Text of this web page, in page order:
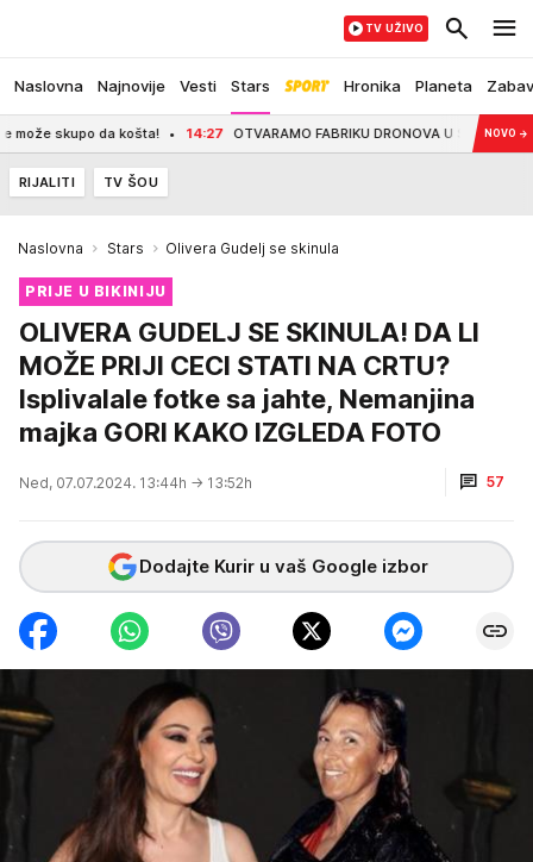
Naslovna Najnovije Vesti Stars Hronika Planeta
TV UŽIVO
da košta! 14:27 OTVARAMO FABRIKU DRONOVA U SEPTEMBRU: Vučić
NOVO →
RIJALITI TV ŠOU
Naslovna Stars Olivera Gudelj se skinula
PRIJE U BIKINIJU
OLIVERA GUDELJ SE SKINULA! DA LI
MOŽE PRIJI CECI STATI NA CRTU?
Isplivalale fotke sa jahte, Nemanjina
majka GORI KAKO IZGLEDA FOTO
Ned, 07.07.2024. 13:44h → 13:52h 57
Dodajte Kurir u vaš Google izbor